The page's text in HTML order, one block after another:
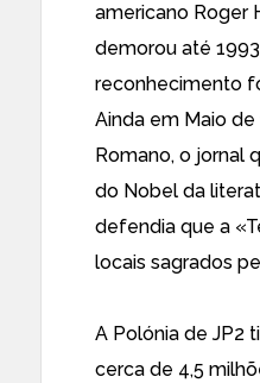
americano Roger
demorou até
reconhecimento
Ainda em Maio de
Romano, o jornal
do Nobel da
defendia que a
locais sagrados
A Polónia de JP2
cerca de 4,5